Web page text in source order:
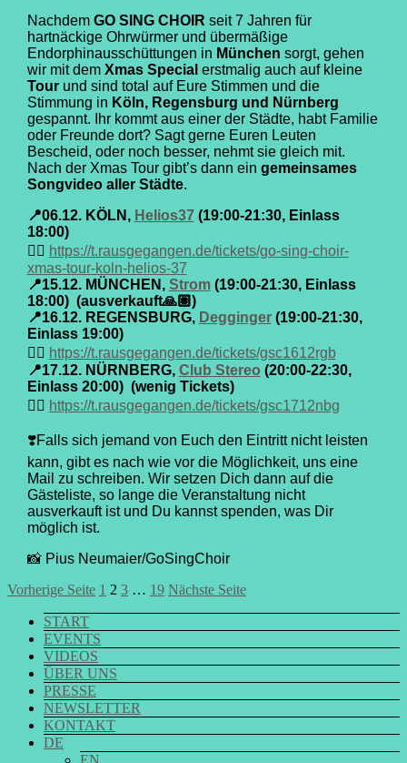
Nachdem GO SING CHOIR seit 7 Jahren für
hartnäckige Ohrwürmer und übermäßige
Endorphinausschüttungen in München sorgt, gehen
wir mit dem Xmas Special erstmalig auch auf kleine
Tour und sind total auf Eure Stimmen und die
Stimmung in Köln, Regensburg und Nürnberg
gespannt. Ihr kommt aus einer der Städte, habt Familie
oder Freunde dort? Sagt gerne Euren Leuten
Bescheid, oder noch besser, nehmt sie gleich mit.
Nach der Xmas Tour gibt’s dann ein gemeinsames
Songvideo aller Städte.
📍06.12. KÖLN, Helios37 (19:00-21:30, Einlass
18:00)
👉🏼 https://t.rausgegangen.de/tickets/go-sing-choir-
xmas-tour-koln-helios-37
📍15.12. MÜNCHEN, Strom(19:00-21:30, Einlass
18:00) (ausverkauft🙏🏽)
📍16.12. REGENSBURG, Degginger(19:00-21:30,
Einlass 19:00)
👉🏼 https://t.rausgegangen.de/tickets/gsc1612rgb
📍17.12. NÜRNBERG, Club Stereo (20:00-22:30,
Einlass 20:00) (wenig Tickets)
👉🏼 https://t.rausgegangen.de/tickets/gsc1712nbg
❣️Falls sich jemand von Euch den Eintritt nicht leisten
kann, gibt es nach wie vor die Möglichkeit, uns eine
Mail zu schreiben. Wir setzen Dich dann auf die
Gästeliste, so lange die Veranstaltung nicht
ausverkauft ist und Du kannst spenden, was Dir
möglich ist.
📸 Pius Neumaier/GoSingChoir
Seitennummerierung
der
Beiträge
Vorherige Seite Seite
1 Seite
2 Seite
3 … Seite
19 Nächste Seite
START
EVENTS
VIDEOS
ÜBER UNS
PRESSE
NEWSLETTER
KONTAKT
DE
EN